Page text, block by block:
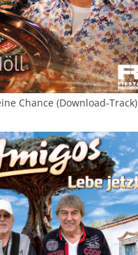
Chance (Download-Track)